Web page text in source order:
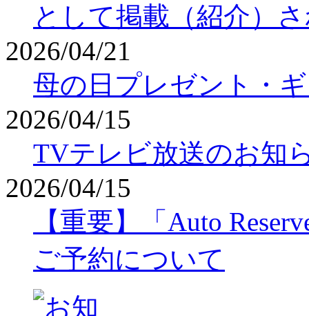
として掲載（紹介）
2026/04/21
母の日プレゼント・
2026/04/15
TVテレビ放送のお知
2026/04/15
【重要】「Auto
ご予約について